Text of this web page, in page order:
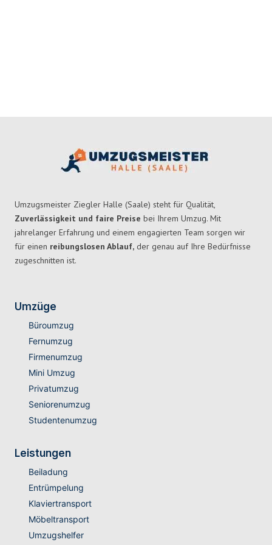
Umzugsmeister Ziegler Halle (Saale) steht für Qualität,
Zuverlässigkeit und faire Preise bei Ihrem Umzug. Mit
jahrelanger Erfahrung und einem engagierten Team sorgen wir
für einen reibungslosen Ablauf, der genau auf Ihre Bedürfnisse
zugeschnitten ist.
Umzüge
Büroumzug
Fernumzug
Firmenumzug
Mini Umzug
Privatumzug
Seniorenumzug
Studentenumzug
Leistungen
Beiladung
Entrümpelung
Klaviertransport
Möbeltransport
Umzugshelfer